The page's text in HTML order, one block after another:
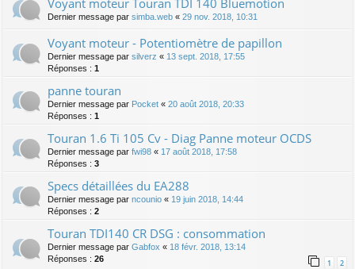
Voyant moteur Touran TDI 140 Bluemotion
Dernier message par simba.web « 29 nov. 2018, 10:31
Voyant moteur - Potentiomètre de papillon
Dernier message par silverz « 13 sept. 2018, 17:55
Réponses : 1
panne touran
Dernier message par Pocket « 20 août 2018, 20:33
Réponses : 1
Touran 1.6 Ti 105 Cv - Diag Panne moteur OCDS
Dernier message par fwi98 « 17 août 2018, 17:58
Réponses : 3
Specs détaillées du EA288
Dernier message par ncounio « 19 juin 2018, 14:44
Réponses : 2
Touran TDI140 CR DSG : consommation
Dernier message par Gabfox « 18 févr. 2018, 13:14
Réponses : 26 1 2